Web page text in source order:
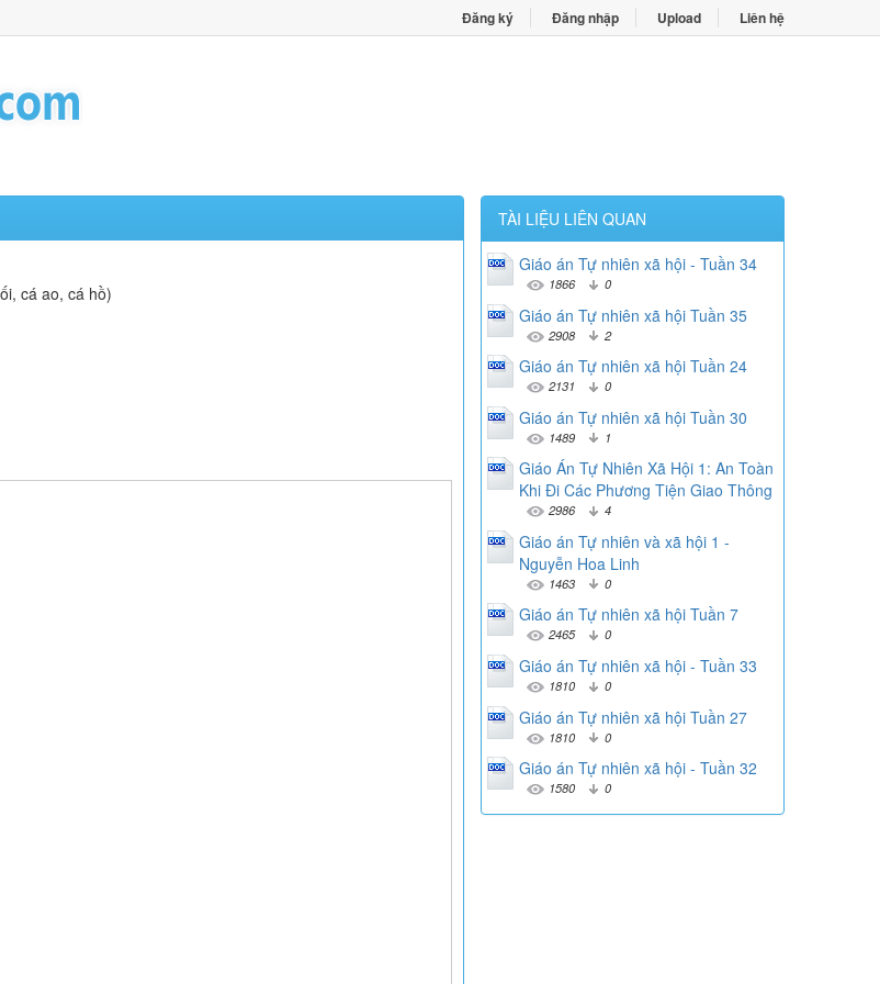
Đăng ký Đăng nhập Upload Liên hệ
cá ao, cá hồ)
TÀI LIỆU LIÊN QUAN
Giáo án Tự nhiên xã hội - Tuần 34
1866 0
Giáo án Tự nhiên xã hội Tuần 35
2908 2
Giáo án Tự nhiên xã hội Tuần 24
2131 0
Giáo án Tự nhiên xã hội Tuần 30
1489 1
Giáo Án Tự Nhiên Xã Hội 1: An Toàn
Khi Đi Các Phương Tiện Giao Thông
2986 4
Giáo án Tự nhiên và xã hội 1 -
Nguyễn Hoa Linh
1463 0
Giáo án Tự nhiên xã hội Tuần 7
2465 0
Giáo án Tự nhiên xã hội - Tuần 33
1810 0
Giáo án Tự nhiên xã hội Tuần 27
1810 0
Giáo án Tự nhiên xã hội - Tuần 32
1580 0